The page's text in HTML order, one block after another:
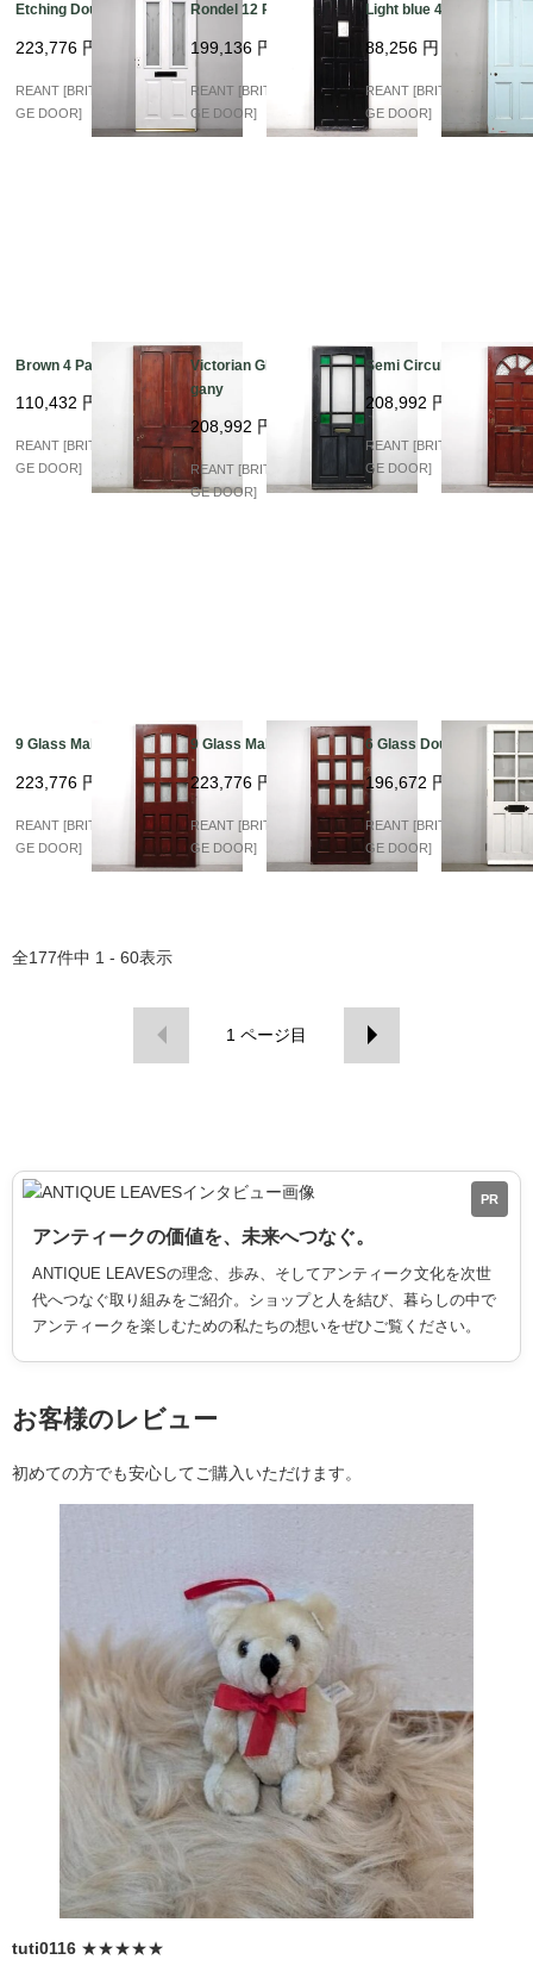
Etching Double Glass
223,776 円
REANT [BRITISH VINTA
GE DOOR]
Rondel 12 Panels
199,136 円
REANT [BRITISH VINTA
GE DOOR]
Light blue 4 Panel
88,256 円
REANT [BRITISH VINTA
GE DOOR]
Brown 4 Panel
110,432 円
REANT [BRITISH VINTA
GE DOOR]
Victorian Glass Maho
gany
208,992 円
REANT [BRITISH VINTA
GE DOOR]
Semi Circular Glass
208,992 円
REANT [BRITISH VINTA
GE DOOR]
9 Glass Mahogany
223,776 円
REANT [BRITISH VINTA
GE DOOR]
9 Glass Mahogany
223,776 円
REANT [BRITISH VINTA
GE DOOR]
6 Glass Double
196,672 円
REANT [BRITISH VINTA
GE DOOR]
全177件中 1 - 60表示
1 ページ目
PR
アンティークの価値を、未来へつなぐ。
ANTIQUE LEAVESの理念、歩み、そしてアンティーク文化を次世
代へつなぐ取り組みをご紹介。ショップと人を結び、暮らしの中で
アンティークを楽しむための私たちの想いをぜひご覧ください。
お客様のレビュー
初めての方でも安心してご購入いただけます。
tuti0116 ★★★★★